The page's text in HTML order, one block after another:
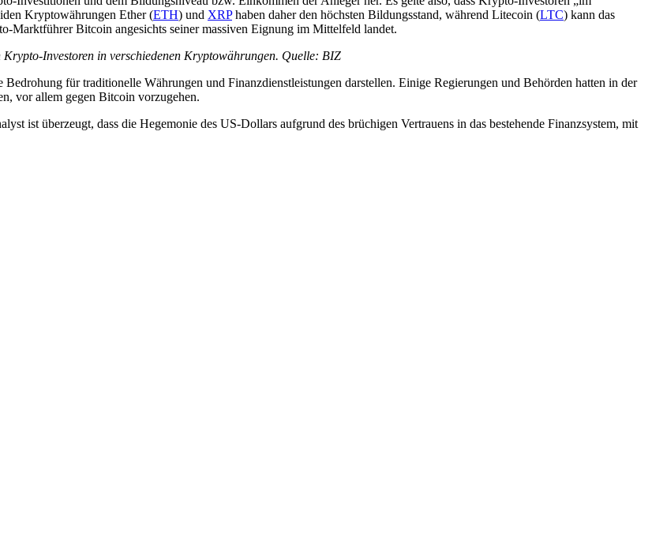
Kryptowährungen Ether (ETH) und XRPhaben daher den höchsten Bildungsstand, während Litecoin (LTC) kann das
Marktführer Bitcoin angesichts seiner massiven Eignung im Mittelfeld landet.
Krypto-Investoren in verschiedenen Kryptowährungen. Quelle: BIZ
für traditionelle Währungen und Finanzdienstleistungen darstellen. Einige Regierungen und Behörden hatten in der
vor allem gegen Bitcoin vorzugehen.
ist überzeugt, dass die Hegemonie des US-Dollars aufgrund des brüchigen Vertrauens in das bestehende Finanzsystem, mit